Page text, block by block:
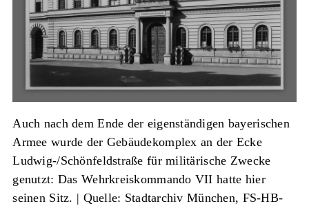
Auch nach dem Ende der eigenständigen bayerischen
Armee wurde der Gebäudekomplex an der Ecke
Ludwig-/Schönfeldstraße für militärische Zwecke
genutzt: Das Wehrkreiskommando VII hatte hier
seinen Sitz. | Quelle: Stadtarchiv München, FS-HB-